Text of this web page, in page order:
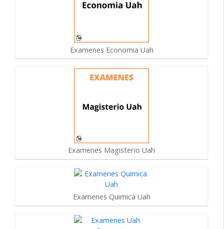
Examenes Economia Uah
Examenes Magisterio Uah
Examenes Quimica Uah